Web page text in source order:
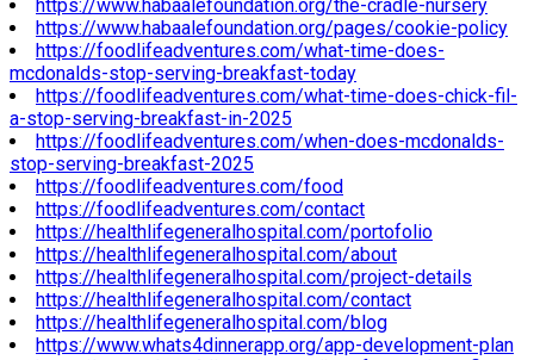
https://www.habaalefoundation.org/the-cradle-nursery
https://www.habaalefoundation.org/pages/cookie-policy
https://foodlifeadventures.com/what-time-does-
mcdonalds-stop-serving-breakfast-today
https://foodlifeadventures.com/what-time-does-chick-fil-
a-stop-serving-breakfast-in-2025
https://foodlifeadventures.com/when-does-mcdonalds-
stop-serving-breakfast-2025
https://foodlifeadventures.com/food
https://foodlifeadventures.com/contact
https://healthlifegeneralhospital.com/portofolio
https://healthlifegeneralhospital.com/about
https://healthlifegeneralhospital.com/project-details
https://healthlifegeneralhospital.com/contact
https://healthlifegeneralhospital.com/blog
https://www.whats4dinnerapp.org/app-development-plan